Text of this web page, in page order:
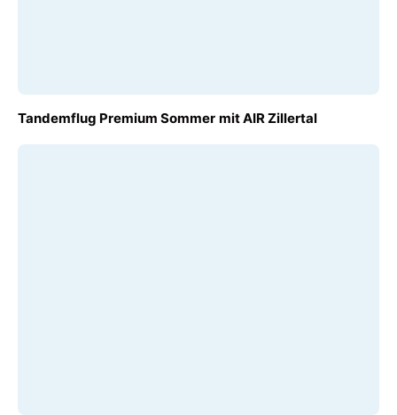
€ 160,00
Tandemflug Premium Sommer mit AIR Zillertal